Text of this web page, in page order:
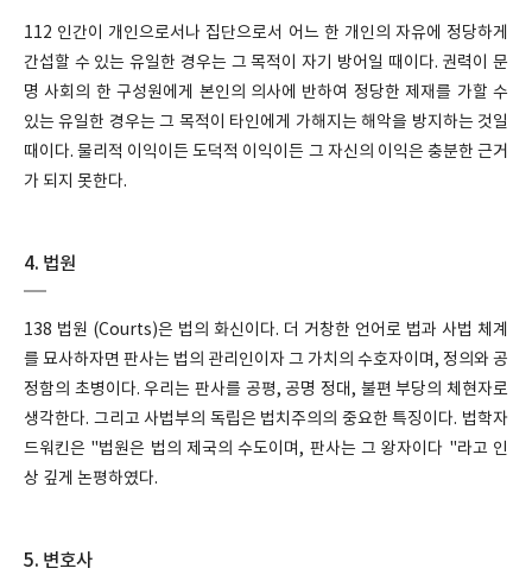
112 인간이 개인으로서나 집단으로서 어느 한 개인의 자유에 정당하게
간섭할 수 있는 유일한 경우는 그 목적이 자기 방어일 때이다. 권력이 문
명 사회의 한 구성원에게 본인의 의사에 반하여 정당한 제재를 가할 수
있는 유일한 경우는 그 목적이 타인에게 가해지는 해악을 방지하는 것일
때이다. 물리적 이익이든 도덕적 이익이든 그 자신의 이익은 충분한 근거
가 되지 못한다.
4. 법원
138 법원 (Courts)은 법의 화신이다. 더 거창한 언어로 법과 사법 체계
를 묘사하자면 판사는 법의 관리인이자 그 가치의 수호자이며, 정의와 공
정함의 초병이다. 우리는 판사를 공평, 공명 정대, 불편 부당의 체현자로
생각한다. 그리고 사법부의 독립은 법치주의의 중요한 특징이다. 법학자
드워킨은 "법원은 법의 제국의 수도이며, 판사는 그 왕자이다 "라고 인
상 깊게 논평하였다.
5. 변호사